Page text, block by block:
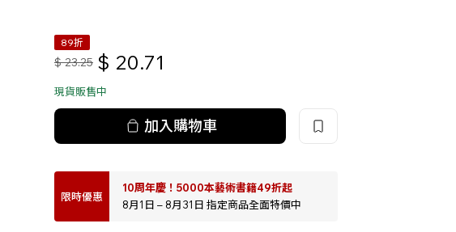
89折
$ 23.25 $ 20.71
現貨販售中
加入購物車
限時優惠
10周年慶！5000本藝術書籍49折起
8月1日 – 8月31日 指定商品全面特價中